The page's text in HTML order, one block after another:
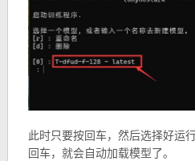
此时只要按回车，然后选择好运
回车，就会自动加载模型了。